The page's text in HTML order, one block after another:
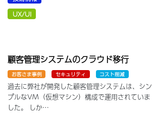
UX/UI
顧客管理システムのクラウド移行
お客さま事例 セキュリティ コスト削減
過去に弊社が開発した顧客管理システムは、シン
プルなVM（仮想マシン）構成で運用されていま
した。 しか…